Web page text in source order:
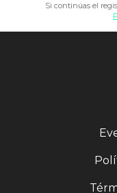
Si continúas el